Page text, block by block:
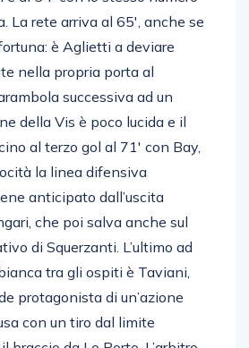
e al 54′ con lo stesso numero
La rete arriva al 65′, anche se
è Aglietti a deviare
nella propria porta al
successiva ad un
della Vis è poco lucida e il
al terzo gol al 71′ con Bay,
la linea difensiva
anticipato dall’uscita
che poi salva anche sul
di Squerzanti. L’ultimo ad
tra gli ospiti è Taviani,
protagonista di un’azione
con un tiro dal limite